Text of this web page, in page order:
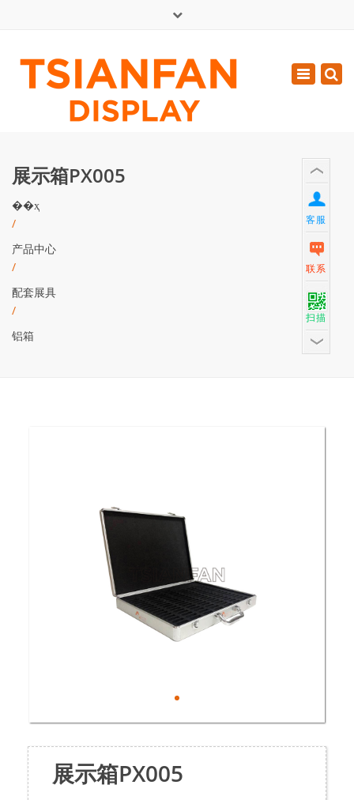
周一 - 周六: 7:00 - 17:00
0086-13365904989
Toggle
展示箱PX005
��ҳ
/
产品中心
/
配套展具
/
铝箱
展示箱PX005
客服
联系
扫描